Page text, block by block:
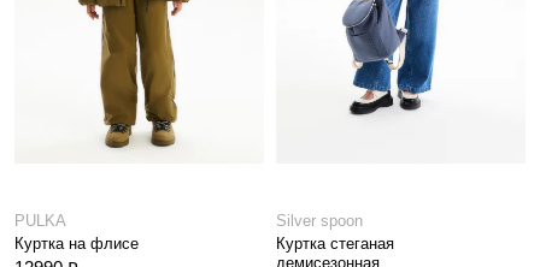
PULKA
Куртка на флисе
Silver spoon
Куртка стеганая
демисезонная